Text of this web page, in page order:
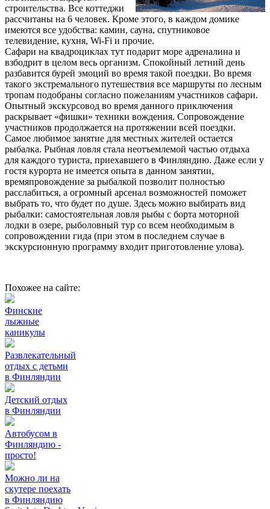
строительства. Все коттеджи
рассчитаны на 6 человек. Кроме этого, в каждом домике
имеются все удобства: камин, сауна, спутниковое
телевидение, кухня, Wi-Fi и прочие.
Сафари на квадроциклах тут подарит море адреналина и
взбодрит в целом весь организм. Спокойный летний день
разбавится бурей эмоций во время такой поездки. Во время
такого экстремального путешествия все маршруты по лесным
тропам подобраны согласно пожеланиям участников сафари.
Опытный экскурсовод во время данного приключения
раскрывает «фишки» техники вождения. Сопровождение
участников продолжается на протяжении всей поездки.
Самое любимое занятие для местных жителей остается
рыбалка. Рыбная ловля стала неотъемлемой частью отдыха
для каждого туриста, приехавшего в Финляндию. Даже если у
гостя курорта не имеется опыта в данном занятии,
времяпровождение за рыбалкой позволит полностью
расслабиться, а огромный арсенал возможностей поможет
выбрать то, что будет по душе. Здесь можно выбирать вид
рыбалки: самостоятельная ловля рыбы с борта моторной
лодки в озере, рыболовный тур со всем необходимым в
сопровождении гида (при этом в последнем случае в
экскурсионную программу входит приготовление улова).
Похожее на сайте:
Финские
лыжные
каникулы
Развлекательный
отдых с детьми
в Финляндии
Детский отдых
в Финляндии
Автобусом в
Финляндию -
просто!
Можно ли на
скутере поехать
в Финляндию